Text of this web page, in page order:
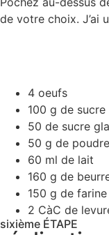
de votre choix. J’ai
4 oeufs
100 g de sucre
50 de sucre
50 g de
60 ml de lait
160 g de
150 g de farine
2 CàC de
sixième ÉTAPE